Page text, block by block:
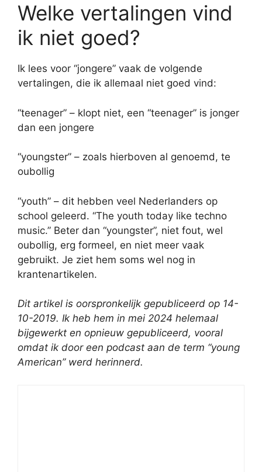
Welke vertalingen vind
ik niet goed?
Ik lees voor “jongere” vaak de volgende
vertalingen, die ik allemaal niet goed vind:
“teenager” – klopt niet, een “teenager” is jonger
dan een jongere
“youngster” – zoals hierboven al genoemd, te
oubollig
“youth” – dit hebben veel Nederlanders op
school geleerd. “The youth today like techno
music.” Beter dan “youngster”, niet fout, wel
oubollig, erg formeel, en niet meer vaak
gebruikt. Je ziet hem soms wel nog in
krantenartikelen.
Dit artikel is oorspronkelijk gepubliceerd op 14-
10-2019. Ik heb hem in mei 2024 helemaal
bijgewerkt en opnieuw gepubliceerd, vooral
omdat ik door een podcast aan de term “young
American” werd herinnerd.